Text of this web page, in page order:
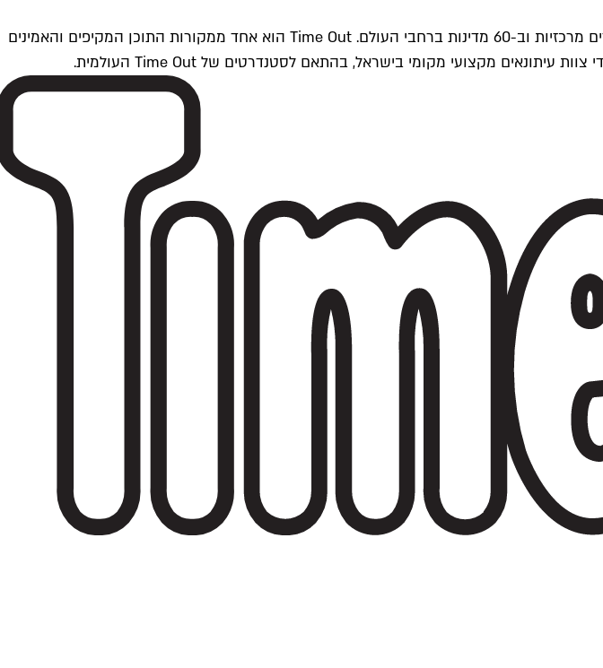
Time Outתל אביב הוא חלק מרשת Time Out Global — רשת מדיה בינלאומית הפועלת ב-360 ערים מרכזיות וב-60 מדינות ברחבי העולם. Time Out הוא אחד ממקורות התוכן המקיפים והאמינים